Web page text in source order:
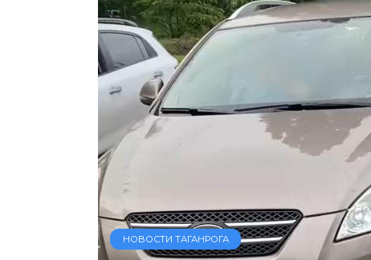
НОВОСТИ ТАГАНРОГА